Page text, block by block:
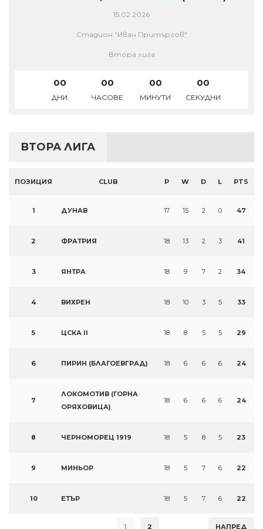
15.02.2026
Стадион "Иван Притъргов"
Втора лига
00
ДНИ
00
ЧАСОВЕ
00
МИНУТИ
00
СЕКУДНИ
ВТОРА ЛИГА
ПОЗИЦИЯ CLUB P W D L PTS
1 ДУНАВ 17 15 2 0 47
2 ФРАТРИЯ 18 13 2 3 41
3 ЯНТРА 18 9 7 2 34
4 ВИХРЕН 18 10 3 5 33
5 ЦСКА II 18 8 5 5 29
6 ПИРИН (БЛАГОЕВГРАД) 18 6 6 6 24
7
ЛОКОМОТИВ (ГОРНА
ОРЯХОВИЦА)
18 6 6 6 24
8 ЧЕРНОМОРЕЦ 1919 18 5 8 5 23
9 МИНЬОР 18 5 7 6 22
10 ЕТЪР 18 5 7 6 22
1 2 НАПРЕД